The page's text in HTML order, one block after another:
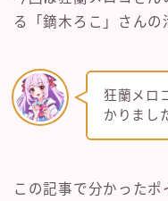
る「鏑木ろこ」さんの
狂蘭メロ
かりまし
この記事で分かったポ